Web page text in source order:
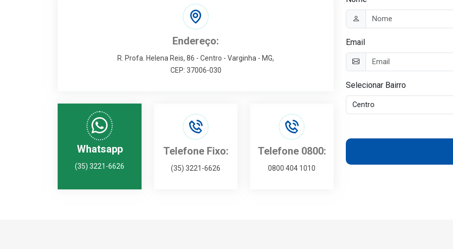
Endereço:
R. Profa. Helena Reis, 86 - Centro - Varginha - MG,
CEP: 37006-030
Whatsapp
(35) 3221-6626
Telefone Fixo:
(35) 3221-6626
Telefone 0800:
0800 404 1010
Email
Selecionar Bairro